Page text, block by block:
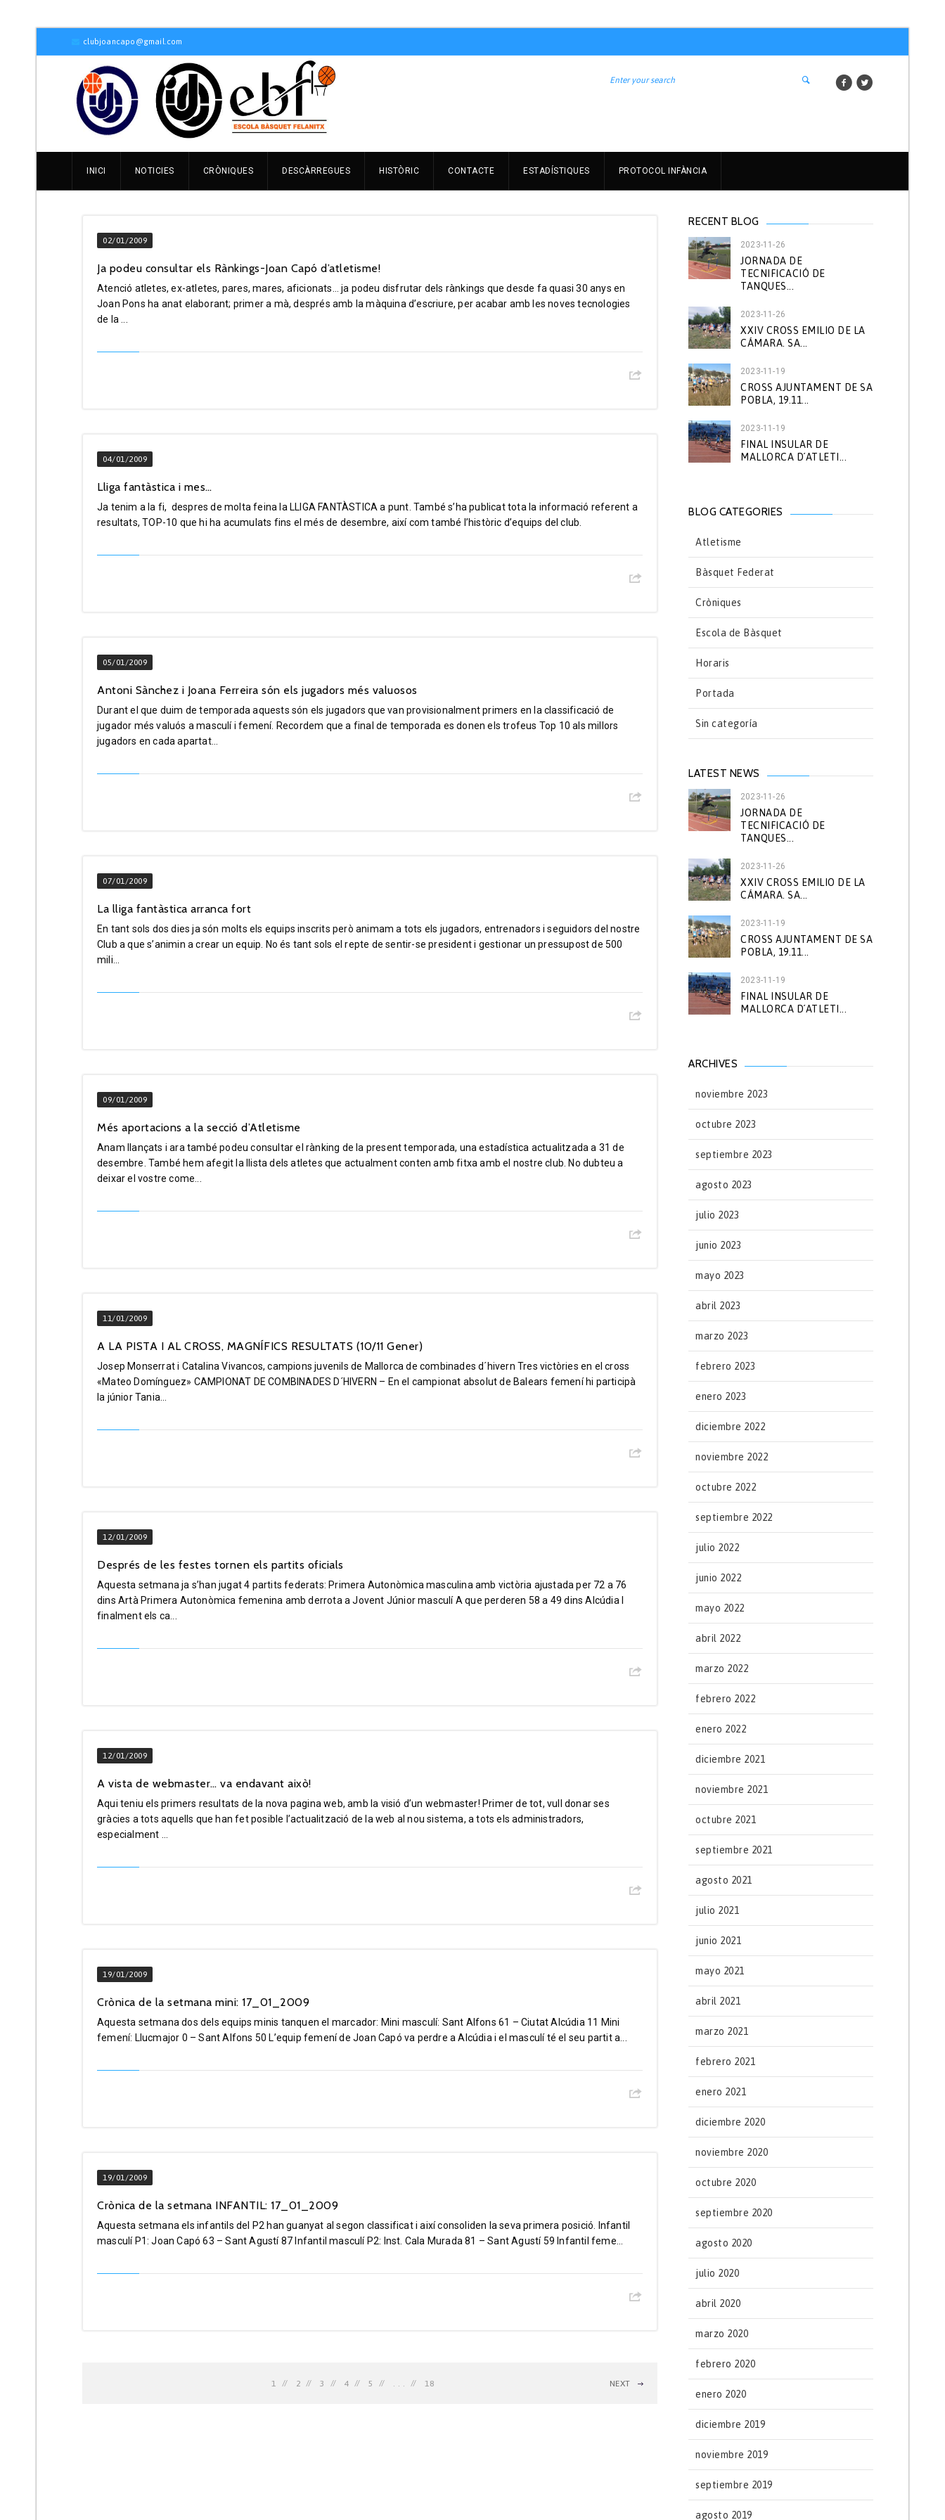
clubjoancapo@gmail.com
INICI NOTICIES CRÒNIQUES DESCÀRREGUES HISTÒRIC CONTACTE ESTADÍSTIQUES PROTOCOL INFÀNCIA
02/01/2009
Ja podeu consultar els Rànkings-Joan Capó d’atletisme!
Atenció atletes, ex-atletes, pares, mares, aficionats… ja podeu disfrutar dels rànkings que desde fa quasi 30 anys en
Joan Pons ha anat elaborant; primer a mà, després amb la màquina d’escriure, per acabar amb les noves tecnologies
de la ...
04/01/2009
Lliga fantàstica i mes…
Ja tenim a la fi, despres de molta feina la LLIGA FANTÀSTICA a punt. També s’ha publicat tota la informació referent a
resultats, TOP-10 que hi ha acumulats fins el més de desembre, així com també l’històric d’equips del club.
05/01/2009
Antoni Sànchez i Joana Ferreira són els jugadors més valuosos
Durant el que duim de temporada aquests són els jugadors que van provisionalment primers en la classificació de
jugador més valuós a masculí i femení. Recordem que a final de temporada es donen els trofeus Top 10 als millors
jugadors en cada apartat...
07/01/2009
La lliga fantàstica arranca fort
En tant sols dos dies ja són molts els equips inscrits però animam a tots els jugadors, entrenadors i seguidors del nostre
Club a que s’animin a crear un equip. No és tant sols el repte de sentir-se president i gestionar un pressupost de 500
mili...
09/01/2009
Més aportacions a la secció d’Atletisme
Anam llançats i ara també podeu consultar el rànking de la present temporada, una estadística actualitzada a 31 de
desembre. També hem afegit la llista dels atletes que actualment conten amb fitxa amb el nostre club. No dubteu a
deixar el vostre come...
11/01/2009
A LA PISTA I AL CROSS, MAGNÍFICS RESULTATS (10/11 Gener)
Josep Monserrat i Catalina Vivancos, campions juvenils de Mallorca de combinades d´hivern Tres victòries en el cross
«Mateo Domínguez» CAMPIONAT DE COMBINADES D´HIVERN – En el campionat absolut de Balears femení hi participà
la júnior Tania...
12/01/2009
Després de les festes tornen els partits oficials
Aquesta setmana ja s’han jugat 4 partits federats: Primera Autonòmica masculina amb victòria ajustada per 72 a 76
dins Artà Primera Autonòmica femenina amb derrota a Jovent Júnior masculí A que perderen 58 a 49 dins Alcúdia I
finalment els ca...
12/01/2009
A vista de webmaster… va endavant això!
Aqui teniu els primers resultats de la nova pagina web, amb la visió d’un webmaster! Primer de tot, vull donar ses
gràcies a tots aquells que han fet posible l’actualització de la web al nou sistema, a tots els administradors,
especialment ...
19/01/2009
Crònica de la setmana mini: 17_01_2009
Aquesta setmana dos dels equips minis tanquen el marcador: Mini masculí: Sant Alfons 61 – Ciutat Alcúdia 11 Mini
femení: Llucmajor 0 – Sant Alfons 50 L’equip femení de Joan Capó va perdre a Alcúdia i el masculí té el seu partit a...
19/01/2009
Crònica de la setmana INFANTIL: 17_01_2009
Aquesta setmana els infantils del P2 han guanyat al segon classificat i així consoliden la seva primera posició. Infantil
masculí P1: Joan Capó 63 – Sant Agustí 87 Infantil masculí P2: Inst. Cala Murada 81 – Sant Agustí 59 Infantil feme...
1 2 3 4 5 . . . 18 NEXT
RECENT BLOG
2023-11-26
JORNADA DE
TECNIFICACIÓ DE
TANQUES...
2023-11-26
XXIV CROSS EMILIO DE LA
CÁMARA. SA...
2023-11-19
CROSS AJUNTAMENT DE SA
POBLA, 19.11...
2023-11-19
FINAL INSULAR DE
MALLORCA D´ATLETI...
BLOG CATEGORIES
Atletisme
Bàsquet Federat
Cròniques
Escola de Bàsquet
Horaris
Portada
Sin categoría
LATEST NEWS
2023-11-26
JORNADA DE
TECNIFICACIÓ DE
TANQUES...
2023-11-26
XXIV CROSS EMILIO DE LA
CÁMARA. SA...
2023-11-19
CROSS AJUNTAMENT DE SA
POBLA, 19.11...
2023-11-19
FINAL INSULAR DE
MALLORCA D´ATLETI...
ARCHIVES
noviembre 2023
octubre 2023
septiembre 2023
agosto 2023
julio 2023
junio 2023
mayo 2023
abril 2023
marzo 2023
febrero 2023
enero 2023
diciembre 2022
noviembre 2022
octubre 2022
septiembre 2022
julio 2022
junio 2022
mayo 2022
abril 2022
marzo 2022
febrero 2022
enero 2022
diciembre 2021
noviembre 2021
octubre 2021
septiembre 2021
agosto 2021
julio 2021
junio 2021
mayo 2021
abril 2021
marzo 2021
febrero 2021
enero 2021
diciembre 2020
noviembre 2020
octubre 2020
septiembre 2020
agosto 2020
julio 2020
abril 2020
marzo 2020
febrero 2020
enero 2020
diciembre 2019
noviembre 2019
septiembre 2019
agosto 2019